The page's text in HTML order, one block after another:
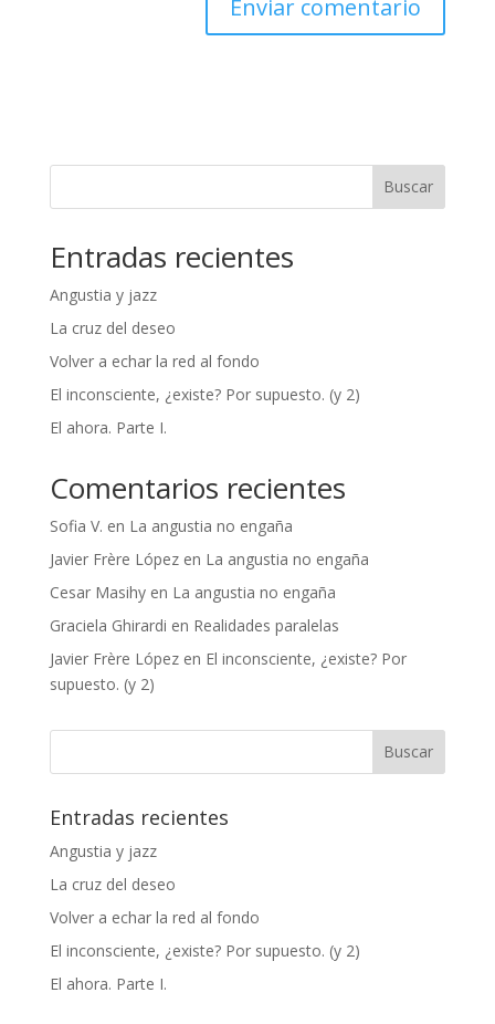
Buscar
Entradas recientes
Angustia y jazz
La cruz del deseo
Volver a echar la red al fondo
El inconsciente, ¿existe? Por supuesto. (y 2)
El ahora. Parte I.
Comentarios recientes
Sofia V. en La angustia no engaña
Javier Frère Lópezen La angustia no engaña
Cesar Masihyen La angustia no engaña
Graciela Ghirardi en Realidades paralelas
Javier Frère Lópezen El inconsciente, ¿existe? Por
supuesto. (y 2)
Entradas recientes
Angustia y jazz
La cruz del deseo
Volver a echar la red al fondo
El inconsciente, ¿existe? Por supuesto. (y 2)
El ahora. Parte I.